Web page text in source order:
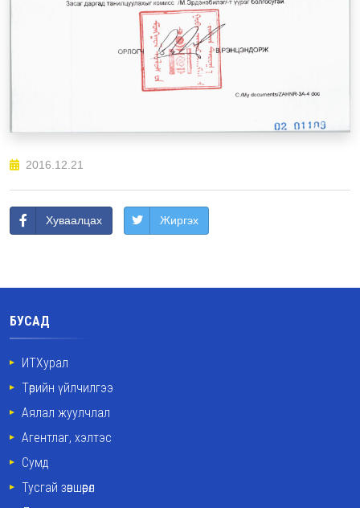
2016.12.21
Хуваалцах Жиргэх
БУСАД
ИТХурал
Төрийн үйлчилгээ
Аялал жуулчлал
Агентлаг, хэлтэс
Сумд
Тусгай зөвшөөрөл